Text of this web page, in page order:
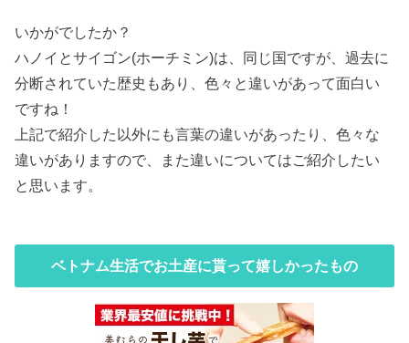
いかがでしたか？
ハノイとサイゴン(ホーチミン)は、同じ国ですが、過去に
分断されていた歴史もあり、色々と違いがあって面白い
ですね！
上記で紹介した以外にも言葉の違いがあったり、色々な
違いがありますので、また違いについてはご紹介したい
と思います。
ベトナム生活でお土産に貰って嬉しかったもの